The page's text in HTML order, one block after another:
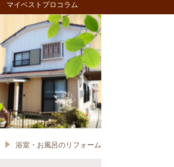
マイベストプロコラム
浴室・お風呂のリフォーム